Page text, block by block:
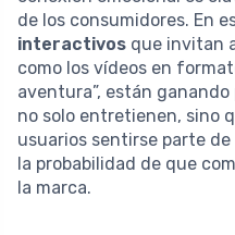
de los consumidores. En
interactivos que invitan
como los vídeos en
aventura”, están
no solo entretienen, sino
usuarios sentirse parte
la probabilidad de que
la marca.